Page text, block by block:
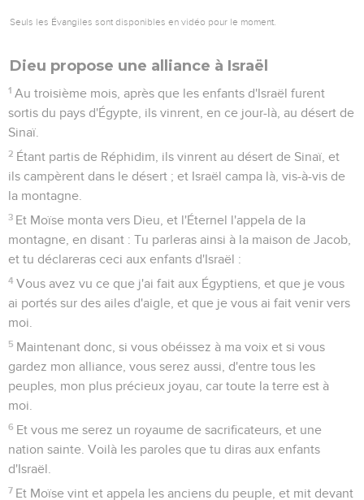
Seuls les Évangiles sont disponibles en vidéo pour le moment.
Dieu propose une alliance à Israël
1 Au troisième mois, après que les enfants d'Israël furent
sortis du pays d'Égypte, ils vinrent, en ce jour-là, au désert de
Sinaï.
2 Étant partis de Réphidim, ils vinrent au désert de Sinaï, et
ils campèrent dans le désert ; et Israël campa là, vis-à-vis de
la montagne.
3 Et Moïse monta vers Dieu, et l'Éternel l'appela de la
montagne, en disant : Tu parleras ainsi à la maison de Jacob,
et tu déclareras ceci aux enfants d'Israël :
4 Vous avez vu ce que j'ai fait aux Égyptiens, et que je vous
ai portés sur des ailes d'aigle, et que je vous ai fait venir vers
moi.
5 Maintenant donc, si vous obéissez à ma voix et si vous
gardez mon alliance, vous serez aussi, d'entre tous les
peuples, mon plus précieux joyau, car toute la terre est à
moi.
6 Et vous me serez un royaume de sacrificateurs, et une
nation sainte. Voilà les paroles que tu diras aux enfants
d'Israël.
7 Et Moïse vint et appela les anciens du peuple, et mit devant